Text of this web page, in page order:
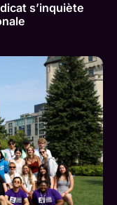
s’inquiète